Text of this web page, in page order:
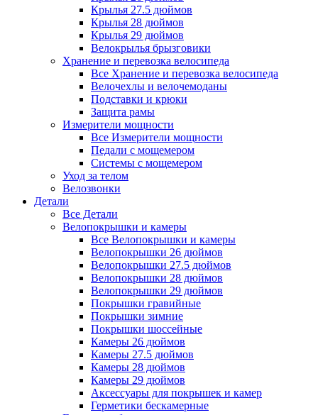
Крылья 27.5 дюймов
Крылья 28 дюймов
Крылья 29 дюймов
Велокрылья брызговики
Хранение и перевозка велосипеда
Все Хранение и перевозка велосипеда
Велочехлы и велочемоданы
Подставки и крюки
Защита рамы
Измерители мощности
Все Измерители мощности
Педали с мощемером
Системы с мощемером
Уход за телом
Велозвонки
Детали
Все Детали
Велопокрышки и камеры
Все Велопокрышки и камеры
Велопокрышки 26 дюймов
Велопокрышки 27.5 дюймов
Велопокрышки 28 дюймов
Велопокрышки 29 дюймов
Покрышки гравийные
Покрышки зимние
Покрышки шоссейные
Камеры 26 дюймов
Камеры 27.5 дюймов
Камеры 28 дюймов
Камеры 29 дюймов
Аксессуары для покрышек и камер
Герметики бескамерные